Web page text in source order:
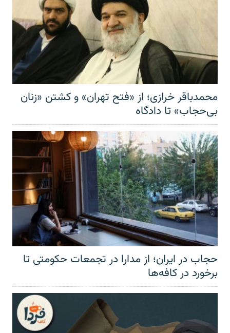
محمدباقر خرازی؛ از «فتح تهران» و کشتن «زنان
بی‌حجاب» تا دادگاه
حجاب در ایران؛ از مدارا در تجمعات حکومتی تا
برخورد در کافه‌ها